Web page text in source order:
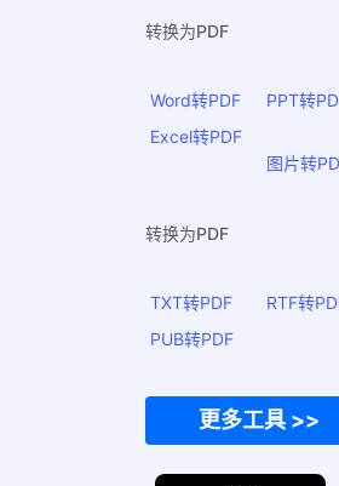
转换为PDF
Word转PDF
PPT转
Excel转PDF
图片转
转换为PDF
TXT转PDF
RTF转
PUB转PDF
更多工具 >>